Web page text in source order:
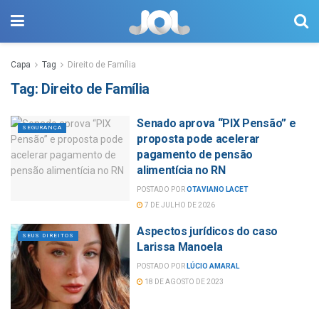
Capa Tag Direito de Família
Tag: Direito de Família
SEGURANÇA
Senado aprova “PIX Pensão” e
proposta pode acelerar
pagamento de pensão
alimentícia no RN
POSTADO POROTAVIANO LACET
7 DE JULHO DE 2026
SEUS DIREITOS
Aspectos jurídicos do caso
Larissa Manoela
POSTADO POR LÚCIO AMARAL
18 DE AGOSTO DE 2023